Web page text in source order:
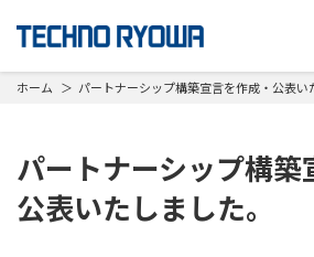
ホーム パートナーシップ構築宣言を作成・公表い
パートナーシップ構築
公表いたしました。